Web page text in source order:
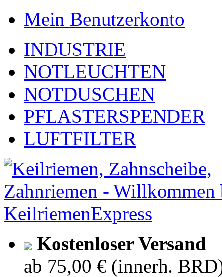
Mein Benutzerkonto
INDUSTRIE
NOTLEUCHTEN
NOTDUSCHEN
PFLASTERSPENDER
LUFTFILTER
Kostenloser Versand
ab 75,00 € (innerh.